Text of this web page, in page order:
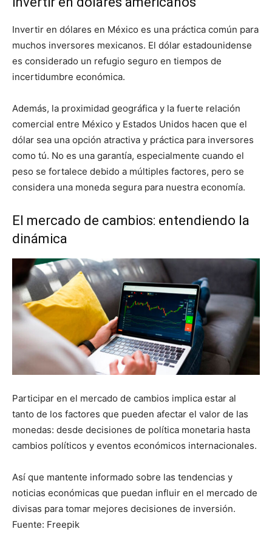
Invertir en dólares en México es una práctica común para
muchos inversores mexicanos. El dólar estadounidense
es considerado un refugio seguro en tiempos de
incertidumbre económica.
Además, la proximidad geográfica y la fuerte relación
comercial entre México y Estados Unidos hacen que el
dólar sea una opción atractiva y práctica para inversores
como tú. No es una garantía, especialmente cuando el
peso se fortalece debido a múltiples factores, pero se
considera una moneda segura para nuestra economía.
El mercado de cambios: entendiendo la
dinámica
Participar en el mercado de cambios implica estar al
tanto de los factores que pueden afectar el valor de las
monedas: desde decisiones de política monetaria hasta
cambios políticos y eventos económicos internacionales.
Así que mantente informado sobre las tendencias y
noticias económicas que puedan influir en el mercado de
divisas para tomar mejores decisiones de inversión.
Fuente: Freepik